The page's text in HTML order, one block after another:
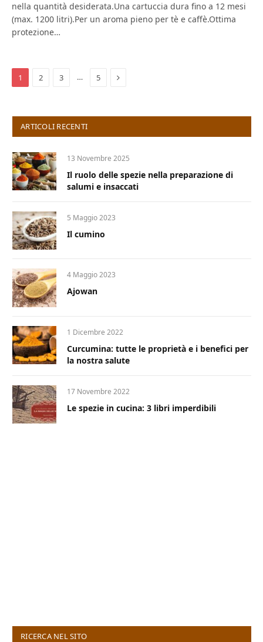
nella quantità desiderata.Una cartuccia dura fino a 12 mesi
(max. 1200 litri).Per un aroma pieno per tè e caffè.Ottima
protezione…
1 2 3 … 5 Next
ARTICOLI RECENTI
13 Novembre 2025
Il ruolo delle spezie nella preparazione di
salumi e insaccati
5 Maggio 2023
Il cumino
4 Maggio 2023
Ajowan
1 Dicembre 2022
Curcumina: tutte le proprietà e i benefici per
la nostra salute
17 Novembre 2022
Le spezie in cucina: 3 libri imperdibili
RICERCA NEL SITO